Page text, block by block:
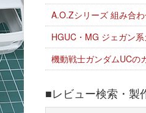
A.O.Zシリーズ 組み合
HGUC・MG ジェガン
機動戦士ガンダムUCの
■レビュー検索・製